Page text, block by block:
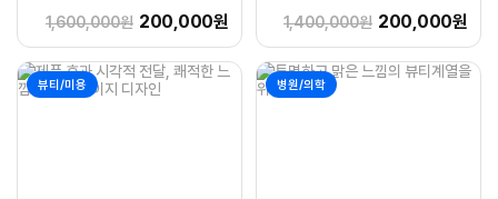
1,600,000원 200,000원 1,400,000원 200,000원
뷰티/미용 병원/의학